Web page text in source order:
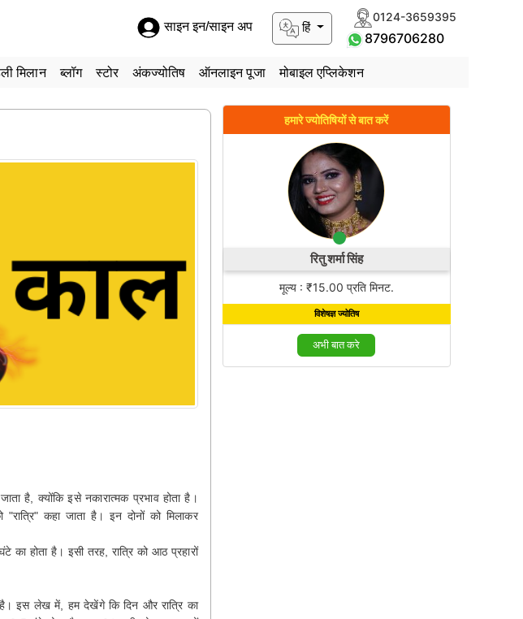
0124-3659395
8796706280
हिं
साइन इन/साइन अप
मिलान ब्लॉग स्टोर अंकज्योतिष ऑनलाइन पूजा मोबाइल एप्लिकेशन
है, क्योंकि इसे नकारात्मक प्रभाव होता है।
कहा जाता है। इन दोनों को मिलाकर
होता है। इसी तरह, रात्रि को आठ प्रहारों
इस लेख में, हम देखेंगे कि दिन और रात्रि का
हमारे ज्योतिषियों से बात करें
रितु शर्मा सिंह
मूल्य : ₹15.00 प्रति मिनट.
विशेषज्ञ ज्योतिष
अभी बात करे